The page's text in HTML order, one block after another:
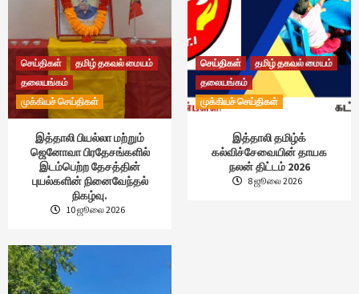
செய்திகள்
தமிழ் தகவல் மையம்
தலையங்கம்
முக்கியச் செய்திகள்
இத்தாலி பியல்லா மற்றும்
ஜெனோவா பிரதேசங்களில்
இடம்பெற்ற தேசத்தின்
புயல்களின் நினைவேந்தல்
நிகழ்வு.
10 ஜூலை 2026
செய்திகள்
தமிழ் தகவல் மையம்
தலையங்கம்
முக்கியச் செய்திகள்
இத்தாலி தமிழ்க்
கல்விச்சேவையின் தாயக
நலன் திட்டம் 2026
8 ஜூலை 2026